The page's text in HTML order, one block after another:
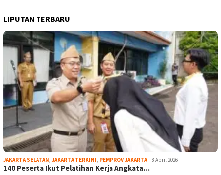
LIPUTAN TERBARU
JAKARTA SELATAN JAKARTA TERKINI PEMPROV JAKARTA 8 April 2026
140 Peserta Ikut Pelatihan Kerja Angkata…